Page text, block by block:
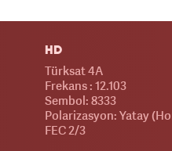
HD
Türksat 4A
Frekans : 12.103
Sembol: 8333
Polarizasyon: Yatay
FEC 2/3